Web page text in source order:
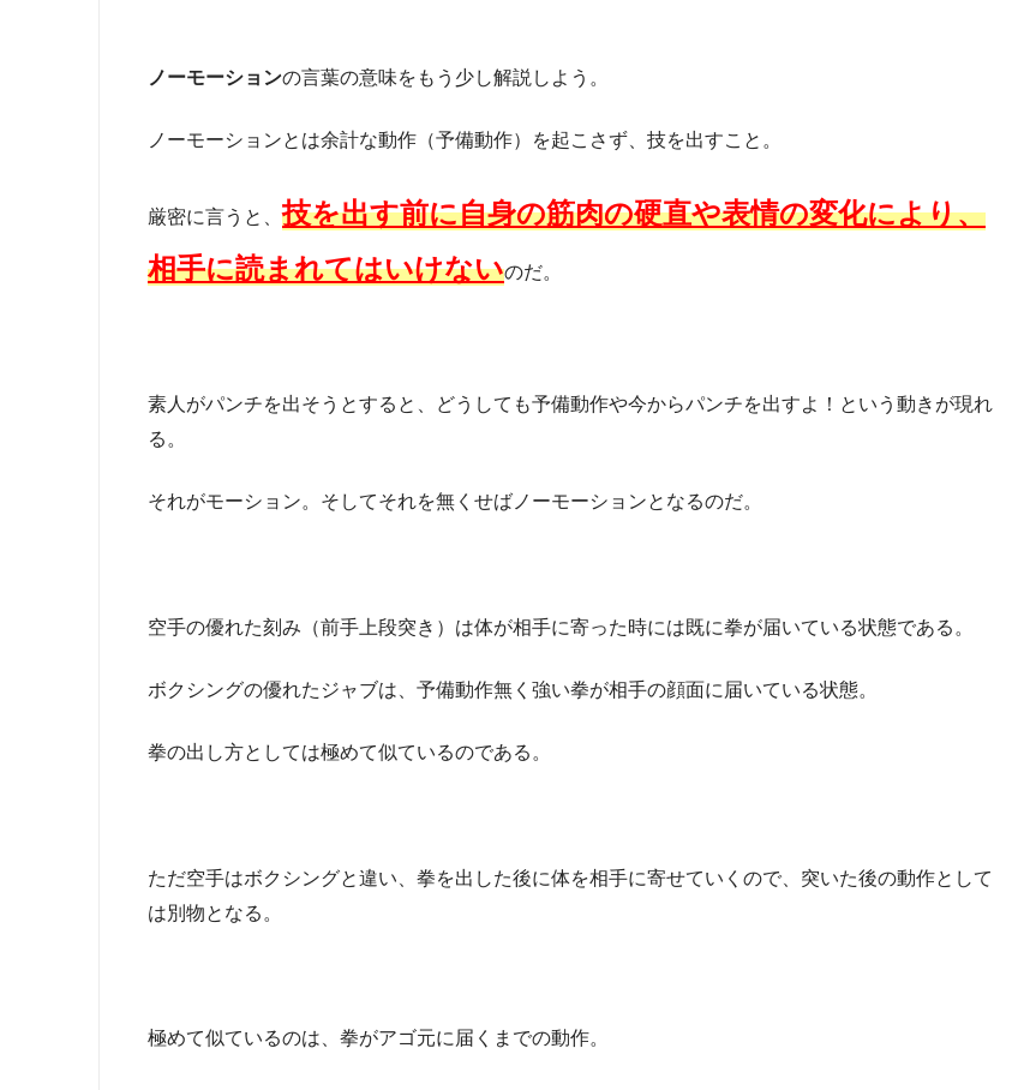
ノーモーションの言葉の意味をもう少し解説しよう。
ノーモーションとは余計な動作（予備動作）を起こさず、技を出すこと。
厳密に言うと、技を出す前に自身の筋肉の硬直や表情の変化により、
相手に読まれてはいけないのだ。
素人がパンチを出そうとすると、どうしても予備動作や今からパンチを出すよ！という動きが現れ
る。
それがモーション。そしてそれを無くせばノーモーションとなるのだ。
空手の優れた刻み（前手上段突き）は体が相手に寄った時には既に拳が届いている状態である。
ボクシングの優れたジャブは、予備動作無く強い拳が相手の顔面に届いている状態。
拳の出し方としては極めて似ているのである。
ただ空手はボクシングと違い、拳を出した後に体を相手に寄せていくので、突いた後の動作として
は別物となる。
極めて似ているのは、拳がアゴ元に届くまでの動作。